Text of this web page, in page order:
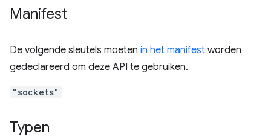
Manifest
De volgende sleutels moeten in het manifest worden
gedeclareerd om deze API te gebruiken.
"sockets"
Typen